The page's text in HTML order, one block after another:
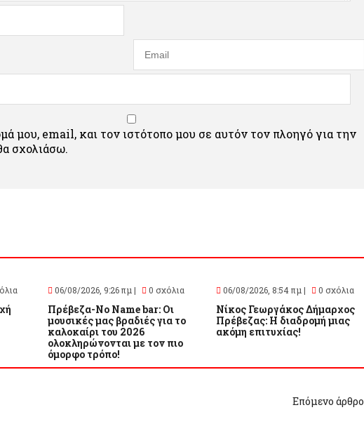
μου, email, και τον ιστότοπο μου σε αυτόν τον πλοηγό για την
σχολιάσω.
06/08/2026, 9:26 πμ | 0 σχόλια
Πρέβεζα-No Name bar: Οι
μουσικές μας βραδιές για το
καλοκαίρι του 2026
ολοκληρώνονται με τον πιο
όμορφο τρόπο!
06/08/2026, 8:54 πμ | 0 σχόλια
Νίκος Γεωργάκος Δήμαρχος
Πρέβεζας: Η διαδρομή μιας
ακόμη επιτυχίας!
Επόμενο άρθρο